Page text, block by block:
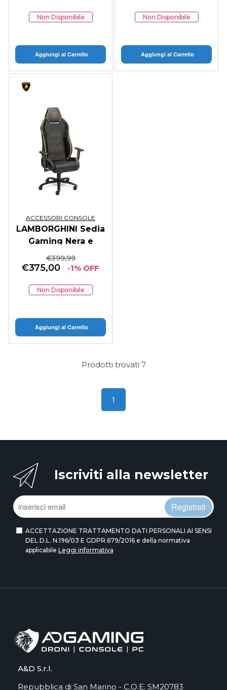
Non Disponibile
Aggiungi al Carrello
Non Disponibile
Aggiungi al Carrello
ACCESSORI CONSOLE
LAMBORGHINI Sedia
Gaming Nera e
Gialla
€399,99
€375,00 -1% OFF
Non Disponibile
Aggiungi al Carrello
Prodotti trovati 7
1
Iscriviti alla newsletter
Registrati
ACCETTAZIONE TRATTAMENTO DATI PERSONALI AI SENSI
DEL D.L. N.196/03 E GDPR 679/2016 e della normativa
applicabile Leggi informativa
A&D S.r.l.
Repubblica di San Marino - C.O.E. SM20783